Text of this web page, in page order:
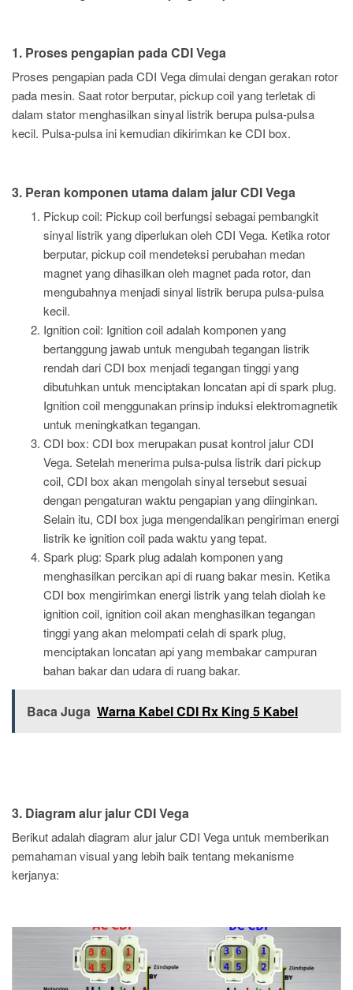
1. Proses pengapian pada CDI Vega
Proses pengapian pada CDI Vega dimulai dengan gerakan rotor
pada mesin. Saat rotor berputar, pickup coil yang terletak di
dalam stator menghasilkan sinyal listrik berupa pulsa-pulsa
kecil. Pulsa-pulsa ini kemudian dikirimkan ke CDI box.
3. Peran komponen utama dalam jalur CDI Vega
Pickup coil: Pickup coil berfungsi sebagai pembangkit
sinyal listrik yang diperlukan oleh CDI Vega. Ketika rotor
berputar, pickup coil mendeteksi perubahan medan
magnet yang dihasilkan oleh magnet pada rotor, dan
mengubahnya menjadi sinyal listrik berupa pulsa-pulsa
kecil.
Ignition coil: Ignition coil adalah komponen yang
bertanggung jawab untuk mengubah tegangan listrik
rendah dari CDI box menjadi tegangan tinggi yang
dibutuhkan untuk menciptakan loncatan api di spark plug.
Ignition coil menggunakan prinsip induksi elektromagnetik
untuk meningkatkan tegangan.
CDI box: CDI box merupakan pusat kontrol jalur CDI
Vega. Setelah menerima pulsa-pulsa listrik dari pickup
coil, CDI box akan mengolah sinyal tersebut sesuai
dengan pengaturan waktu pengapian yang diinginkan.
Selain itu, CDI box juga mengendalikan pengiriman energi
listrik ke ignition coil pada waktu yang tepat.
Spark plug: Spark plug adalah komponen yang
menghasilkan percikan api di ruang bakar mesin. Ketika
CDI box mengirimkan energi listrik yang telah diolah ke
ignition coil, ignition coil akan menghasilkan tegangan
tinggi yang akan melompati celah di spark plug,
menciptakan loncatan api yang membakar campuran
bahan bakar dan udara di ruang bakar.
Baca Juga Warna Kabel CDI Rx King 5 Kabel
3. Diagram alur jalur CDI Vega
Berikut adalah diagram alur jalur CDI Vega untuk memberikan
pemahaman visual yang lebih baik tentang mekanisme
kerjanya: